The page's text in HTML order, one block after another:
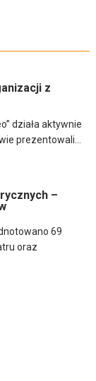
z
działa aktywnie
prezentowali...
–
69
oraz